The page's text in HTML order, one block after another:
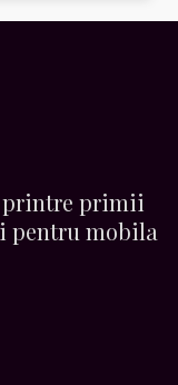
printre primii
pentru mobila